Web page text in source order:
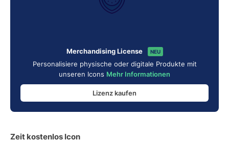
Merchandising License NEU
Personalisiere physische oder digitale Produkte mit
unseren Icons Mehr Informationen
Lizenz kaufen
Zeit kostenlos Icon